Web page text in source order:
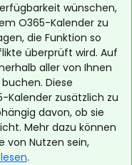
wünschen,
O365-Kalender zu
die Funktion so
überprüft wird. Auf
aller von Ihnen
Diese
Kalender zusätzlich zu
davon, ob sie
Mehr dazu können
von Nutzen sein,
.